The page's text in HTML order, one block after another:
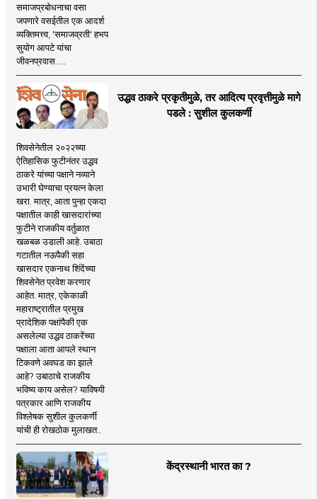
समाजप्रबोधनाचा वसा
जपणारे वसईतील एक आदर्श
व्यक्तिमत्त्व, 'समाजव्रती' हभप
सुयोग आपटे यांचा
जीवनप्रवास.....
उद्धव ठाकरे प्रकृतीमुळे, तर आदित्य प्रवृत्तीमुळे मागे
पडले : सुशील कुलकर्णी
शिवसेनेतील २०२२च्या
ऐतिहासिक फुटीनंतर उद्धव
ठाकरे यांच्या पक्षाने नव्याने
उभारी घेण्याचा प्रयत्न केला
खरा. मात्र, आता पुन्हा एकदा
पक्षातील काही खासदारांच्या
फुटीने राजकीय वर्तुळात
खळबळ उडाली आहे. उबाठा
गटातील नऊपैकी सहा
खासदार एकनाथ शिंदेंच्या
शिवसेनेत प्रवेश करणार
आहेत. मात्र, एकेकाळी
महाराष्ट्रातील प्रमुख
प्रादेशिक पक्षांपैकी एक
असलेल्या उद्धव ठाकरेंच्या
पक्षाला आता आपले स्थान
टिकवणे अवघड का झाले
आहे? उबाठाचे राजकीय
भविष्य काय असेल? याविषयी
पत्रकार आणि राजकीय
विश्लेषक सुशील कुलकर्णी
यांची ही रोखठोक मुलाखत..
केंद्रस्थानी भारत का ?